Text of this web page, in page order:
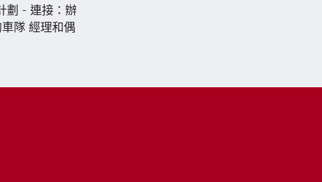
劃 - 連接：辦
隊 經理和偶